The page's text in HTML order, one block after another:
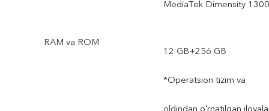
MediaTek Dimensity 1300
RAM va ROM
12 GB+256 GB
*Operatsion tizim va
oldindan oʻrnatilgan